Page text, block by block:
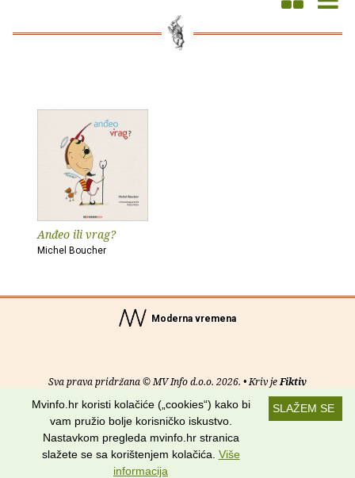
Anđeo ili vrag?
Michel Boucher
Moderna vremena
Sva prava pridržana © MV Info d.o.o. 2026. • Kriv jeFiktiv
Uvjeti korištenja RSS kanali
Potraži nas na:
SLAŽEM SE
Mvinfo.hr koristi kolačiće („cookies“) kako bi
vam pružio bolje korisničko iskustvo.
Nastavkom pregleda mvinfo.hr stranica
slažete se sa korištenjem kolačića. Više
informacija